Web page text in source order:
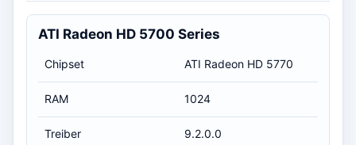
ATI Radeon HD 5700 Series
Chipset ATI Radeon HD 5770
RAM 1024
Treiber 9.2.0.0